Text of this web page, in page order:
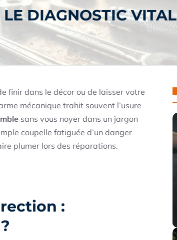
DIAGNOSTIC VITAL
finir dans le décor ou de laisser votre
mécanique trahit souvent l’usure
sans vous noyer dans un jargon
coupelle fatiguée d’un danger
plumer lors des réparations.
: